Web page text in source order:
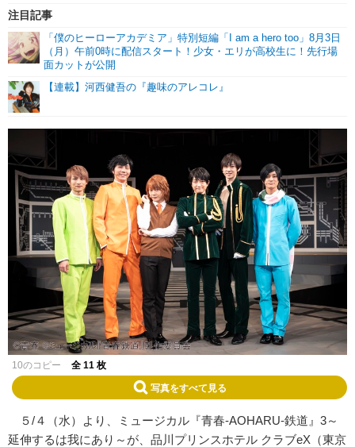
注目記事
「僕のヒーローアカデミア」特別短編「I am a hero too」8月3日
（月）午前0時に配信スタート！少女・エリが高校生に！先行場
面カットが公開
【連載】河西健吾の『趣味のアレコレ』
10のコピー 全 11 枚
写真をすべて見る
５/４（水）より、ミュージカル『青春-AOHARU-鉄道』3～
延伸するは我にあり～が、品川プリンスホテル クラブeX（東京